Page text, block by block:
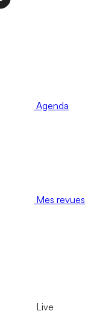
Agenda
Mes revues
Live